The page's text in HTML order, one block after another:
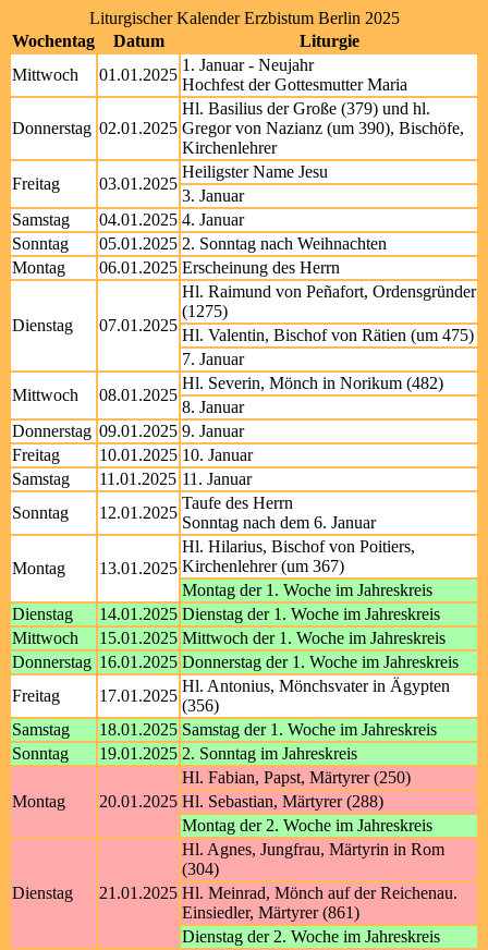
Liturgischer Kalender Erzbistum Berlin 2025
Wochentag
Datum
Liturgie
Mittwoch
01.01.2025
1. Januar - Neujahr
Hochfest der Gottesmutter Maria
Donnerstag 02.01.2025
Hl. Basilius der Große (379) und hl.
Gregor von Nazianz (um 390), Bischöfe,
Kirchenlehrer
Freitag
03.01.2025
Heiligster Name Jesu
3. Januar
Samstag
04.01.2025 4. Januar
Sonntag
05.01.2025 2. Sonntag nach Weihnachten
Montag
06.01.2025 Erscheinung des Herrn
Dienstag 07.01.2025
Hl. Raimund von Peñafort, Ordensgründer
(1275)
Hl. Valentin, Bischof von Rätien (um 475)
7. Januar
Mittwoch
08.01.2025
Hl. Severin, Mönch in Norikum (482)
8. Januar
Donnerstag 09.01.2025 9. Januar
Freitag
10.01.2025 10. Januar
Samstag
11.01.2025 11. Januar
Sonntag
12.01.2025
Taufe des Herrn
Sonntag nach dem 6. Januar
Montag 13.01.2025
Hl. Hilarius, Bischof von Poitiers,
Kirchenlehrer (um 367)
Montag der 1. Woche im Jahreskreis
Dienstag
14.01.2025 Dienstag der 1. Woche im Jahreskreis
Mittwoch
15.01.2025 Mittwoch der 1. Woche im Jahreskreis
Donnerstag 16.01.2025 Donnerstag der 1. Woche im Jahreskreis
Freitag
17.01.2025
Hl. Antonius, Mönchsvater in Ägypten
(356)
Samstag
18.01.2025 Samstag der 1. Woche im Jahreskreis
Sonntag
19.01.2025 2. Sonntag im Jahreskreis
Montag 20.01.2025
Hl. Fabian, Papst, Märtyrer (250)
Hl. Sebastian, Märtyrer (288)
Montag der 2. Woche im Jahreskreis
Dienstag 21.01.2025
Hl. Agnes, Jungfrau, Märtyrin in Rom
(304)
Hl. Meinrad, Mönch auf der Reichenau.
Einsiedler, Märtyrer (861)
Dienstag der 2. Woche im Jahreskreis